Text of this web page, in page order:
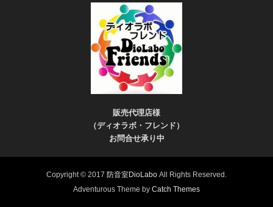
販売代理店様
（ディオラボ・フレンド）
お問合せ承り中
Copyright © 2017 防音室DioLabo All Rights Reserved.
Adventurous Theme by Catch Themes